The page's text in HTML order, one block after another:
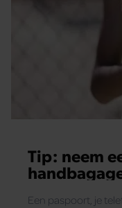
Tip: neem
Een paspoort, je